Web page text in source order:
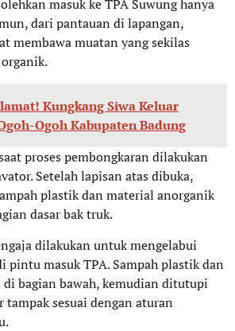
masuk ke TPA Suwung hanya
dari pantauan di lapangan,
membawa muatan yang sekilas
Kungkang Siwa Keluar
Ogoh Kabupaten Badung
proses pembongkaran dilakukan
Setelah lapisan atas dibuka,
plastik dan material anorganik
dasar bak truk.
dilakukan untuk mengelabui
pintu masuk TPA. Sampah plastik dan
bagian bawah, kemudian ditutupi
tampak sesuai dengan aturan